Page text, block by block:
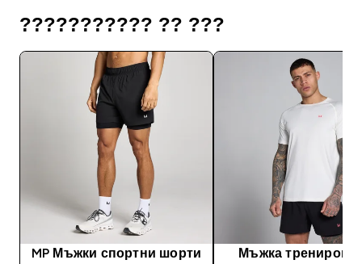
??????????? ?? ???
MP Мъжки спортни шорти
Мъжка